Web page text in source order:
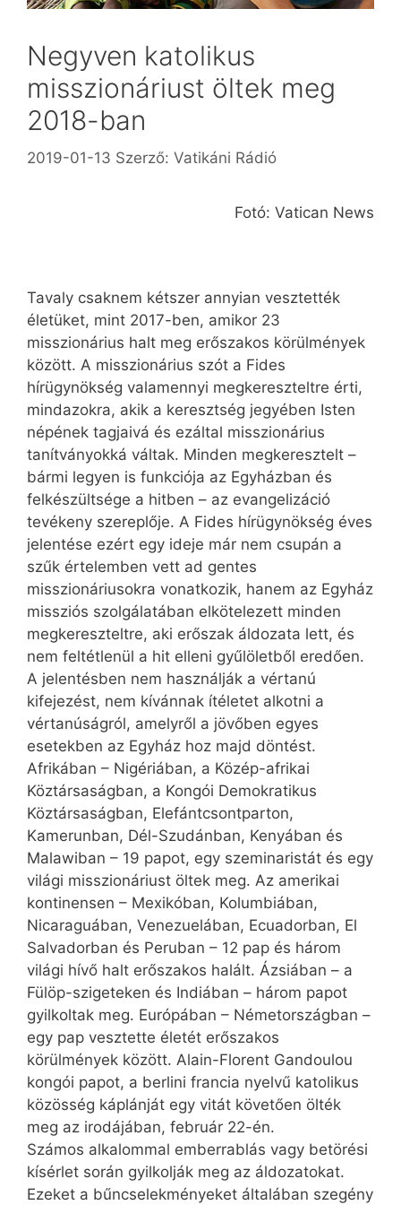
Negyven katolikus
misszionáriust öltek meg
2018-ban
2019-01-13 Szerző: Vatikáni Rádió
Fotó: Vatican News
Tavaly csaknem kétszer annyian vesztették
életüket, mint 2017-ben, amikor 23
misszionárius halt meg erőszakos körülmények
között. A misszionárius szót a Fides
hírügynökség valamennyi megkereszteltre érti,
mindazokra, akik a keresztség jegyében Isten
népének tagjaivá és ezáltal misszionárius
tanítványokká váltak. Minden megkeresztelt –
bármi legyen is funkciója az Egyházban és
felkészültsége a hitben – az evangelizáció
tevékeny szereplője. A Fides hírügynökség éves
jelentése ezért egy ideje már nem csupán a
szűk értelemben vett ad gentes
misszionáriusokra vonatkozik, hanem az Egyház
missziós szolgálatában elkötelezett minden
megkereszteltre, aki erőszak áldozata lett, és
nem feltétlenül a hit elleni gyűlöletből eredően.
A jelentésben nem használják a vértanú
kifejezést, nem kívánnak ítéletet alkotni a
vértanúságról, amelyről a jövőben egyes
esetekben az Egyház hoz majd döntést.
Afrikában – Nigériában, a Közép-afrikai
Köztársaságban, a Kongói Demokratikus
Köztársaságban, Elefántcsontparton,
Kamerunban, Dél-Szudánban, Kenyában és
Malawiban – 19 papot, egy szeminaristát és egy
világi misszionáriust öltek meg. Az amerikai
kontinensen – Mexikóban, Kolumbiában,
Nicaraguában, Venezuelában, Ecua­dorban, El
Salvadorban és Peruban – 12 pap és három
világi hívő halt erőszakos halált. Ázsiában – a
Fülöp-szigeteken és Indiában – három papot
gyilkoltak meg. Európában – Németországban –
egy pap vesztette életét erőszakos
körülmények között. Alain-Florent Gandou­lou
kongói papot, a berlini francia nyelvű katolikus
közösség káplánját egy vitát követően ölték
meg az irodájában, február 22-én.
Számos alkalommal emberrablás vagy betörési
kísérlet során gyilkolják meg az áldozatokat.
Ezeket a bűncselekményeket általában szegény